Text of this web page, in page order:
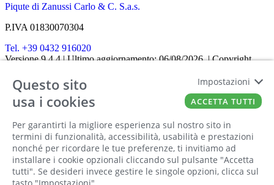
Piqute di Zanussi Carlo & C. S.a.s.
P.IVA 01830070304
Tel. +39 0432 916020
Versione 9.4.4 | Ultimo aggiornamento: 06/08/2026 | Copyright
Home| Chi siamo| Approfondimenti
FATTO CON IL
DA EUROBUSINESS
Ciao! Stai usando un browser non più
supportato! Per fruire al meglio di questo
sito ti consigliamo di utilizzare un altro
browser!
Questo sito
usa i cookies
Per garantirti la migliore esperienza sul nostro sito in
termini di funzionalità, accessibilità, usabilità e prestazioni
nonché per ricordare le tue preferenze, ti invitiamo ad
installare i cookie opzionali cliccando sul pulsante "Accetta
tutti". Se desideri invece gestire le singole opzioni, clicca sul
Impostazioni
ACCETTA TUTTI